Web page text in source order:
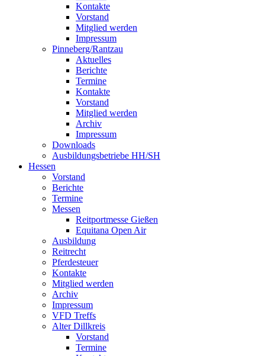
Kontakte
Vorstand
Mitglied werden
Impressum
Pinneberg/Rantzau
Aktuelles
Berichte
Termine
Kontakte
Vorstand
Mitglied werden
Archiv
Impressum
Downloads
Ausbildungsbetriebe HH/SH
Hessen
Vorstand
Berichte
Termine
Messen
Reitportmesse Gießen
Equitana Open Air
Ausbildung
Reitrecht
Pferdesteuer
Kontakte
Mitglied werden
Archiv
Impressum
VFD Treffs
Alter Dillkreis
Vorstand
Termine